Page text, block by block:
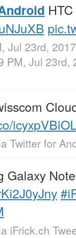
Jul 23rd, 2017
PM, Jul 23rd,
Twitter for
Galaxy
iFrick.ch